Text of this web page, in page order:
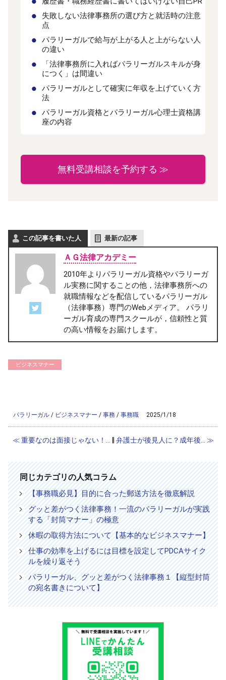
失敗しない法律事務所の選び方と就活時の注意
点
パラリーガルで給与が上がる人と上がらない人
の違い
「法律事務所に入ればパラリーガルスキルが身
につく」は間違い
パラリーガルとして確実に年収を上げていく方
法
パラリーガル資格とパラリーガル心理士資格講
座の内容
無料受講相談を予約する ≫
この記事を書いた人 最新の記事
ＡＧ法律アカデミー
2010年よりパラリーガル資格やパラリーガ
ル実務に関することの他，法律事務所への
就職情報などを配信しているパラリーガル
（法律事務）専門のWebメディア。 パラリ
ーガル育成の専門スクールが，信頼性と質
の高い情報をお届けします。
ビジネスマナー
パラリーガル / ビジネスマナー / 事務 / 事務職 2025/1/18
≪ 重要なのは面接じゃない！... 弁護士が後見人に？成年後... ≫
同じカテゴリの人気コラム
【事務職必見】目的に合った郵送方法を徹底解説
グッと差がつく法律事務！一流のパラリーガルが実践
する「封筒マナー」の極意
休暇の取得方法について【基本的なビジネスマナー】
仕事の効率を上げるには目標を設定してPDCAサイク
ルを繰り返そう
パラリーガル、グッと差がつく法律事務１【縦型封筒
の宛名書きについて】